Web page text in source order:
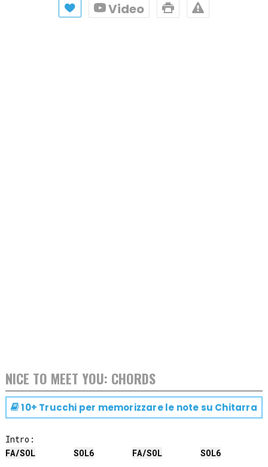
Video
NICE TO MEET YOU: CHORDS
10+ Trucchi per memorizzare le note su Chitarra
FA/SOL SOL6 FA/SOL SOL6